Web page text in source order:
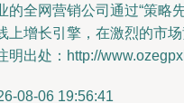
的全网营销公司通过“策略
上增长引擎，在激烈的市场
明出处：http://
08-06 19:56:41